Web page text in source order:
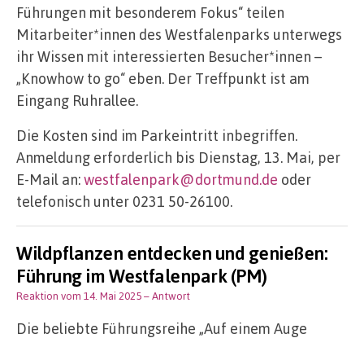
Führungen mit besonderem Fokus“ teilen
Mitarbeiter*innen des Westfalenparks unterwegs
ihr Wissen mit interessierten Besucher*innen –
„Knowhow to go“ eben. Der Treffpunkt ist am
Eingang Ruhrallee.
Die Kosten sind im Parkeintritt inbegriffen.
Anmeldung erforderlich bis Dienstag, 13. Mai, per
E-Mail an:westfalenpark@dortmund.de oder
telefonisch unter 0231 50-26100.
Wildpflanzen entdecken und genießen:
Führung im Westfalenpark (PM)
Reaktion vom 14. Mai 2025– Antwort
Die beliebte Führungsreihe „Auf einem Auge